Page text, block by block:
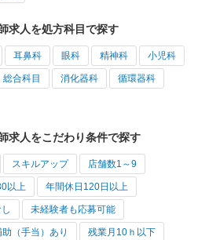
求人を処方科目で探す
耳鼻科 眼科 精神科 小児科
総合科目 消化器科 循環器科
求人をこだわり条件で探す
スキルアップ 店舗数1～9
以上 年間休日120日以上
未経験者も応募可能
（手当）あり 残業月10ｈ以下